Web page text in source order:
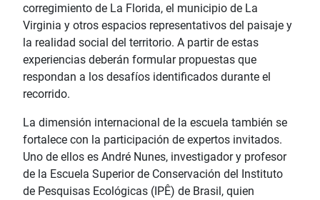
corregimiento de La Florida, el municipio de La
Virginia y otros espacios representativos del paisaje y
la realidad social del territorio. A partir de estas
experiencias deberán formular propuestas que
respondan a los desafíos identificados durante el
recorrido.
La dimensión internacional de la escuela también se
fortalece con la participación de expertos invitados.
Uno de ellos es André Nunes, investigador y profesor
de la Escuela Superior de Conservación del Instituto
de Pesquisas Ecológicas (IPÊ) de Brasil, quien